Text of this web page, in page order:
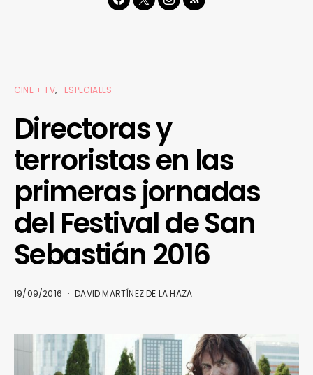
CINE + TV ESPECIALES
Directoras y
terroristas en las
primeras jornadas
del Festival de San
Sebastián 2016
19/09/2016 DAVID MARTÍNEZ DE LA HAZA